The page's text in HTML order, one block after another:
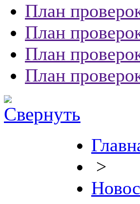
План
План
План
План
>